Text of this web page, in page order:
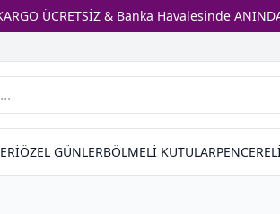
ÜCRETSİZ & Banka Havalesinde
ÖZEL GÜNLERBÖLMELİ KUTULAR